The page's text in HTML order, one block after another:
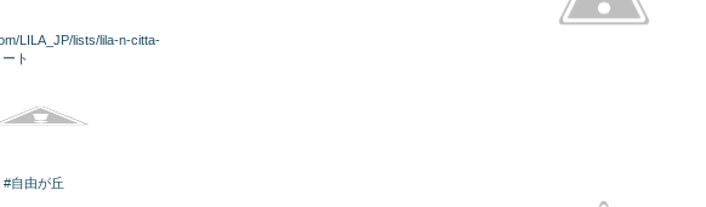
LILA_JP/lists/lila-n-citta-
ト
#自由が丘